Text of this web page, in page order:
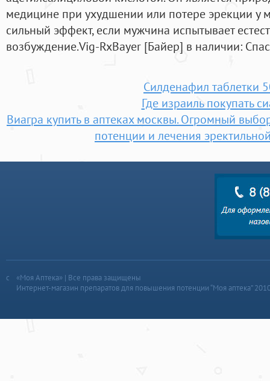
медицине при ухудшении или потере эрекции у
сильный эффект, если мужчина испытывает
возбуждение.Vig-RxBayer [Байер] в наличии:
Силденафил таблетки
Где израиль покупать
Виагра купить в аптеках москвы. Огромный
потенции и лечения
«Моя Аптека» | Все права защищены
Интернет-магазин препаратов для повышения потенции “Моя аптека”